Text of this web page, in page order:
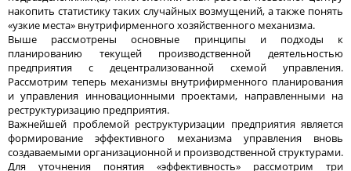
накопить статистику таких случайных возмущений, а также понять
«узкие места» внутрифирменного хозяйственного механизма.
Выше рассмотрены основные принципы и подходы к
планированию текущей производственной деятельностью
предприятия с децентрализованной схемой управления.
Рассмотрим теперь механизмы внутрифирменного планирования
и управления инновационными проектами, направленными на
реструктуризацию предприятия.
Важнейшей проблемой реструктуризации предприятия является
формирование эффективного механизма управления вновь
создаваемыми организационной и производственной структурами.
Для уточнения понятия «эффективность» рассмотрим три